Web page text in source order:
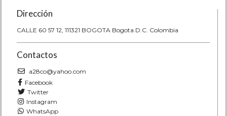
Dirección
CALLE 60 57 12, 111321 BOGOTA Bogota D.C. Colombia
Contactos
a28co@yahoo.com
Facebook
Twitter
Instagram
WhatsApp